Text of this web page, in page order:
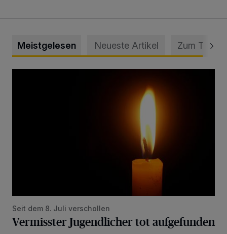
Meistgelesen Neueste Artikel Zum Thema
Seit dem 8. Juli verschollen
Vermisster Jugendlicher tot aufgefunden